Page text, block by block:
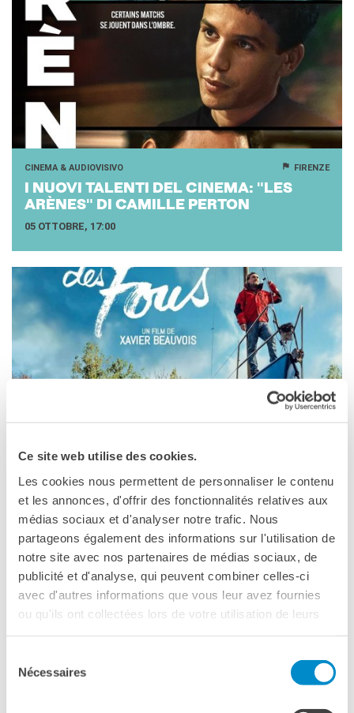
Ce site web utilise des cookies.
Les cookies nous permettent de personnaliser le contenu
et les annonces, d'offrir des fonctionnalités relatives aux
médias sociaux et d'analyser notre trafic. Nous
partageons également des informations sur l'utilisation de
notre site avec nos partenaires de médias sociaux, de
publicité et d'analyse, qui peuvent combiner celles-ci
avec d'autres informations que vous leur avez fournies
ou qu'ils ont collectées lors de votre utilisation de leurs
Nécessaires
Le chiavi della città
Ma classe au cinéma
BIBLIOTECA MEDIATECA
Salon de lecture (online)
LIBRAIRIE FRANÇAISE DE
FLORENCE
CONSULAT DE FRANCE À
FLORENCE
CINEMA & AUDIOVISIVO FIRENZE
I NUOVI TA­LEN­TI DEL CI­NE­MA: "LES
ARÈNES" DI CA­MIL­LE PER­TON
05 OTTOBRE, 17:00
LA VALLÉE DES FOUS DI XA­VIER BEAU­
12 OTTOBRE, 17:00